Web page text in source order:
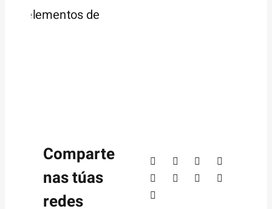
Comparte
nas túas
redes